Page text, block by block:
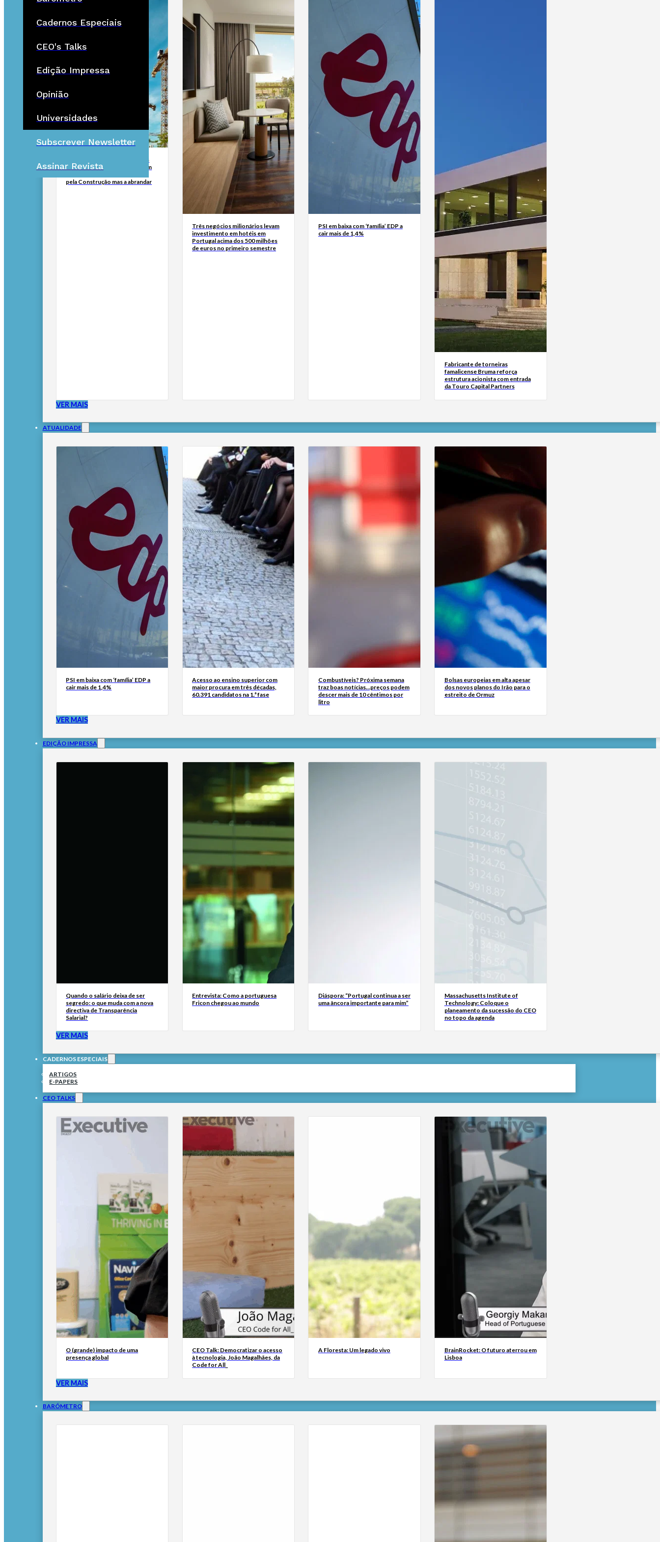
Cadernos Especiais
CEO's Talks
Edição Impressa
Opinião
Universidades
Subscrever Newsletter
Assinar Revista
Portugal criou 32 mil empresas
este ano. Este é o retrato de um
pela Construção mas a abrandar
Três negócios milionários levam
investimento em hotéis em
Portugal acima dos 500 milhões
de euros no primeiro semestre
PSI em baixa com ‘família’ EDP a
cair mais de 1,4%
Fabricante de torneiras
famalicense Bruma reforça
estrutura acionista com entrada
da Touro Capital Partners
VER MAIS
ATUALIDADE
PSI em baixa com ‘família’ EDP a
cair mais de 1,4%
Acesso ao ensino superior com
maior procura em três décadas,
60.391 candidatos na 1.ª fase
Combustíveis? Próxima semana
traz boas notícias…preços podem
descer mais de 10 cêntimos por
litro
Bolsas europeias em alta apesar
dos novos planos do Irão para o
estreito de Ormuz
VER MAIS
EDIÇÃO IMPRESSA
Quando o salário deixa de ser
segredo: o que muda com a nova
directiva de Transparência
Salarial?
Entrevista: Como a portuguesa
Fricon chegou ao mundo
Diáspora: “Portugal continua a ser
uma âncora importante para mim”
Massachusetts Institute of
Technology: Coloque o
planeamento da sucessão do CEO
no topo da agenda
VER MAIS
CADERNOS ESPECIAIS
ARTIGOS
E-PAPERS
CEO TALKS
O (grande) impacto de uma
presença global
CEO Talk: Democratizar o acesso
à tecnologia, João Magalhães, da
Code for All_
A Floresta: Um legado vivo
BrainRocket: O futuro aterrou em
Lisboa
VER MAIS
BARÓMETRO